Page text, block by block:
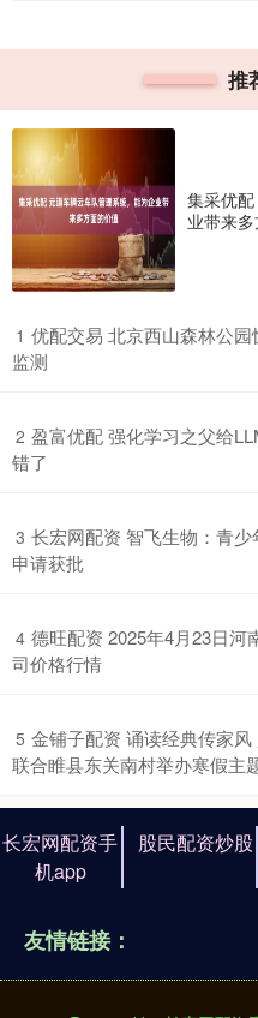
推
集采优
业带来
1 优配交易 北京西山森林公
监测
2 盈富优配 强化学习之父给
错了
3 长宏网配资 智飞生物：青
申请获批
4 德旺配资 2025年4月23日河
司价格行情
5 金铺子配资 诵读经典传家
联合睢县东关南村举办寒假主
长宏网配资手
机app
股民配资炒股
友情链接：